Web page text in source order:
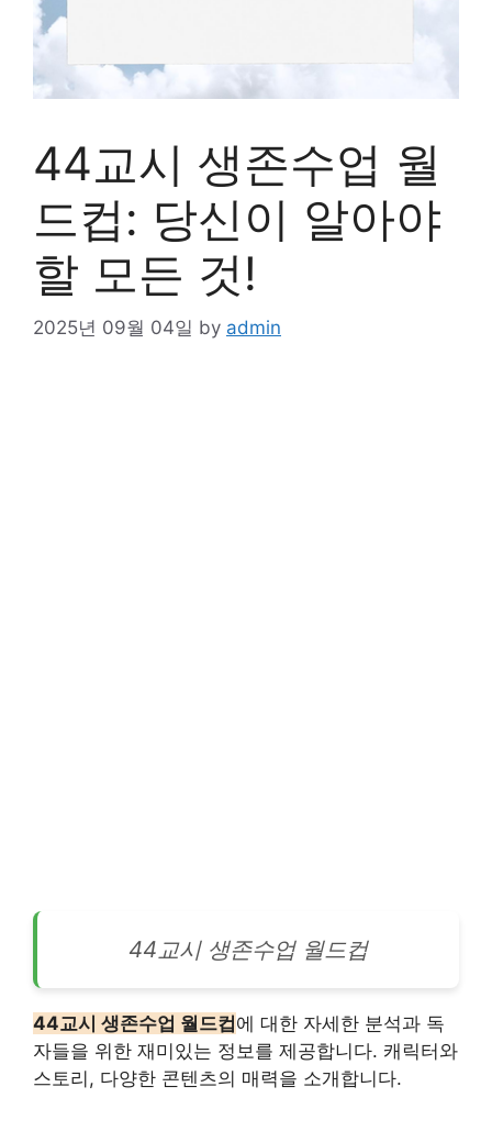
44교시 생존수업 월
드컵: 당신이 알아야
할 모든 것!
2025년 09월 04일 by admin
44교시 생존수업 월드컵
44교시 생존수업 월드컵에 대한 자세한 분석과 독
자들을 위한 재미있는 정보를 제공합니다. 캐릭터와
스토리, 다양한 콘텐츠의 매력을 소개합니다.